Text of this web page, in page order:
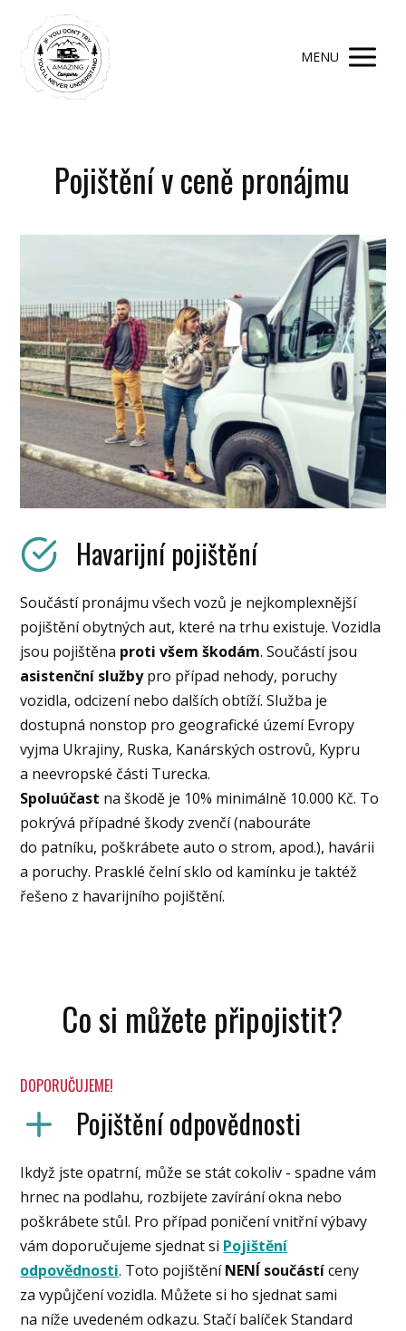
MENU
Pojištění v ceně pronájmu
Havarijní pojištění
Součástí pronájmu všech vozů je nejkomplexnější
pojištění obytných aut, které na trhu existuje. Vozidla
jsou pojištěna proti všem škodám. Součástí jsou
asistenční službypro případ nehody, poruchy
vozidla, odcizení nebo dalších obtíží. Služba je
dostupná nonstop pro geografické území Evropy
vyjma Ukrajiny, Ruska, Kanárských ostrovů, Kypru
a neevropské části Turecka.
Spoluúčast na škodě je 10% minimálně 10.000 Kč. To
pokrývá případné škody zvenčí (nabouráte
do patníku, poškrábete auto o strom, apod.), havárii
a poruchy. Prasklé čelní sklo od kamínku je taktéž
řešeno z havarijního pojištění.
Co si můžete připojistit?
DOPORUČUJEME!
Pojištění odpovědnosti
Ikdyž jste opatrní, může se stát cokoliv - spadne vám
hrnec na podlahu, rozbijete zavírání okna nebo
poškrábete stůl. Pro případ poničení vnitřní výbavy
vám doporučujeme sjednat si Pojištění
odpovědnosti. Toto pojištěníNENÍ součástíceny
za vypůjčení vozidla. Můžete si ho sjednat sami
na níže uvedeném odkazu. Stačí balíček Standard